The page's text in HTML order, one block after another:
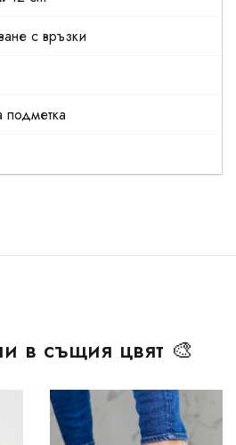
с връзки
подметка
в същия цвят 🎨